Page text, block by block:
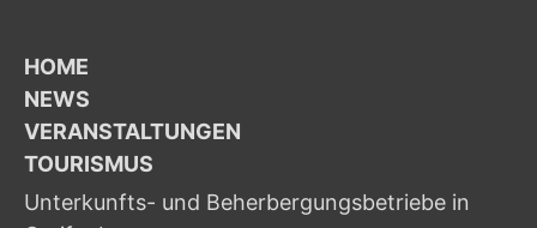
HOME
NEWS
VERANSTALTUNGEN
TOURISMUS
Unterkunfts- und Beherbergungsbetriebe in